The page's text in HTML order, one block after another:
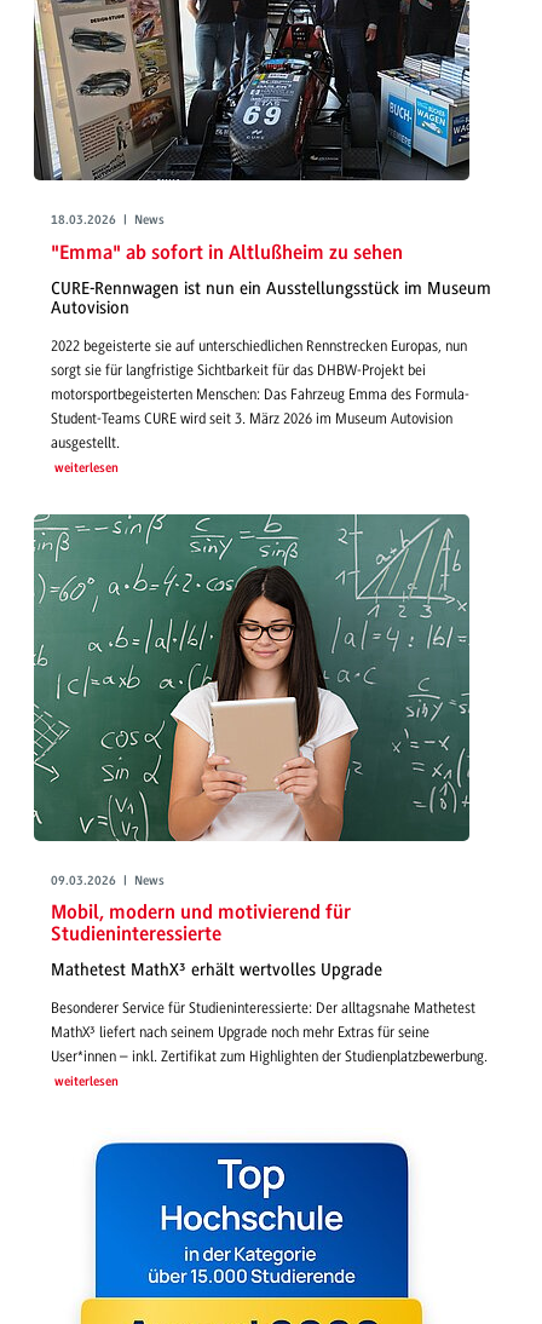
18.03.2026 | News
"Emma" ab sofort in Altlußheim zu sehen
CURE-Rennwagen ist nun ein Ausstellungsstück im Museum
Autovision
2022 begeisterte sie auf unterschiedlichen Rennstrecken Europas, nun
sorgt sie für langfristige Sichtbarkeit für das DHBW-Projekt bei
motorsportbegeisterten Menschen: Das Fahrzeug Emma des Formula-
Student-Teams CURE wird seit 3. März 2026 im Museum Autovision
ausgestellt.
weiterlesen
09.03.2026 | News
Mobil, modern und motivierend für
Studieninteressierte
Mathetest MathX³ erhält wertvolles Upgrade
Besonderer Service für Studieninteressierte: Der alltagsnahe Mathetest
MathX³ liefert nach seinem Upgrade noch mehr Extras für seine
User*innen – inkl. Zertifikat zum Highlighten der Studienplatzbewerbung.
weiterlesen